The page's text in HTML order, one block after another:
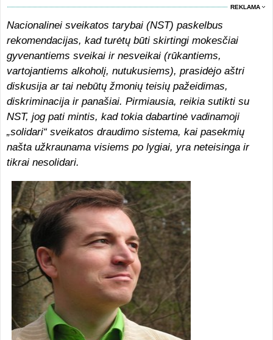
REKLAMA
Nacionalinei sveikatos tarybai (NST) paskelbus
rekomendacijas, kad turėtų būti skirtingi mokesčiai
gyvenantiems sveikai ir nesveikai (rūkantiems,
vartojantiems alkoholį, nutukusiems), prasidėjo aštri
diskusija ar tai nebūtų žmonių teisių pažeidimas,
diskriminacija ir panašiai. Pirmiausia, reikia sutikti su
NST, jog pati mintis, kad tokia dabartinė vadinamoji
„solidari“ sveikatos draudimo sistema, kai pasekmių
našta užkraunama visiems po lygiai, yra neteisinga ir
tikrai nesolidari.